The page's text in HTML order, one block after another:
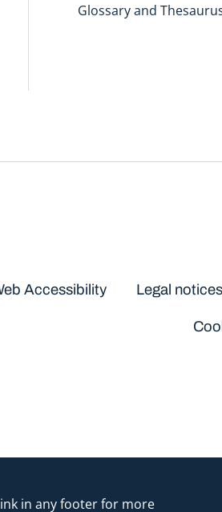
in any footer for more
Glossary and
Accessibility Legal notices